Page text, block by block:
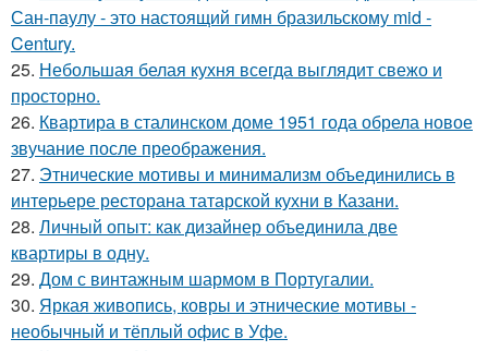
Сан-паулу - это настоящий гимн бразильскому mid -
Century.
25. Небольшая белая кухня всегда выглядит свежо и
просторно.
26. Квартира в сталинском доме 1951 года обрела новое
звучание после преображения.
27. Этнические мотивы и минимализм объединились в
интерьере ресторана татарской кухни в Казани.
28. Личный опыт: как дизайнер объединила две
квартиры в одну.
29. Дом с винтажным шармом в Португалии.
30. Яркая живопись, ковры и этнические мотивы -
необычный и тёплый офис в Уфе.